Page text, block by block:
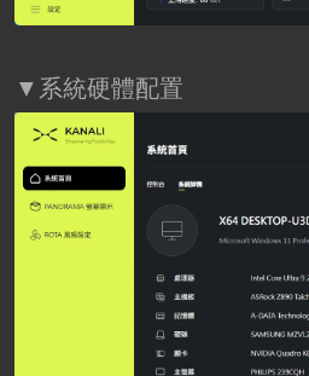
▼系統硬體配置